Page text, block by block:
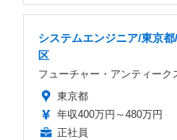
システムエンジニア/東京
区
フューチャー・アンティーク
東京都
年収400万円～480万円
正社員